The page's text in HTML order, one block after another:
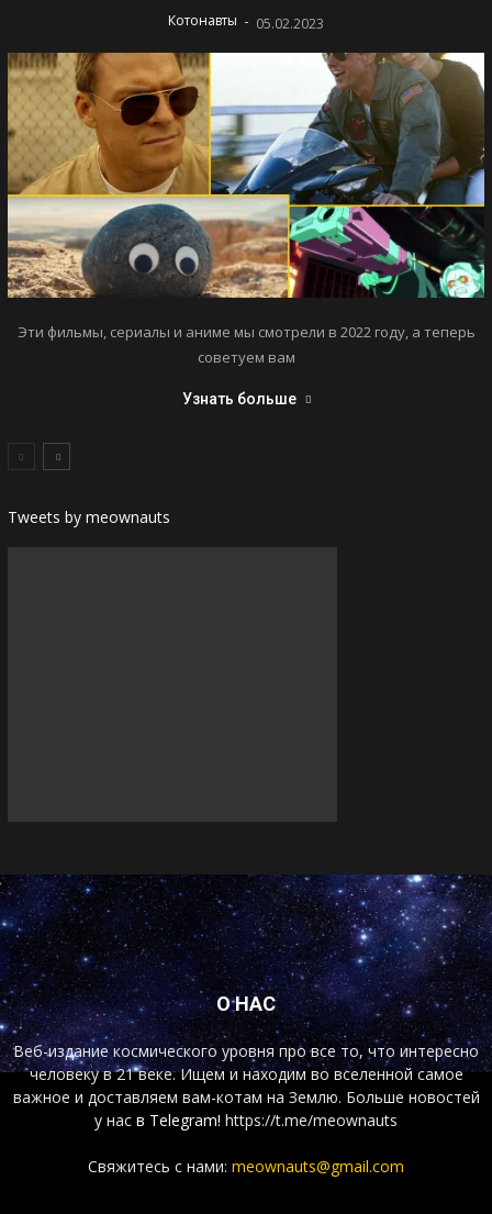
Котонавты - 05.02.2023
Эти фильмы, сериалы и аниме мы смотрели в 2022 году, а теперь
советуем вам
Узнать больше
Tweets by meownauts
О НАС
Веб-издание космического уровня про все то, что интересно
человеку в 21 веке. Ищем и находим во вселенной самое
важное и доставляем вам-котам на Землю. Больше новостей
у нас в Telegram! https://t.me/meownauts
Свяжитесь с нами: meownauts@gmail.com